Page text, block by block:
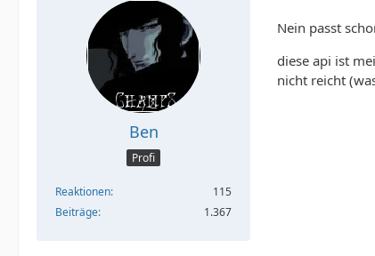
Ben
Profi
Reaktionen
115
Beiträge
1.367
Nein passt
diese api ist
nicht reicht